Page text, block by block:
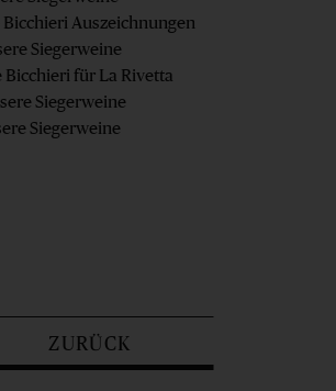
Auszeichnungen
Siegerweine
Bicchieri für La Rivetta
Siegerweine
Siegerweine
ZURÜCK